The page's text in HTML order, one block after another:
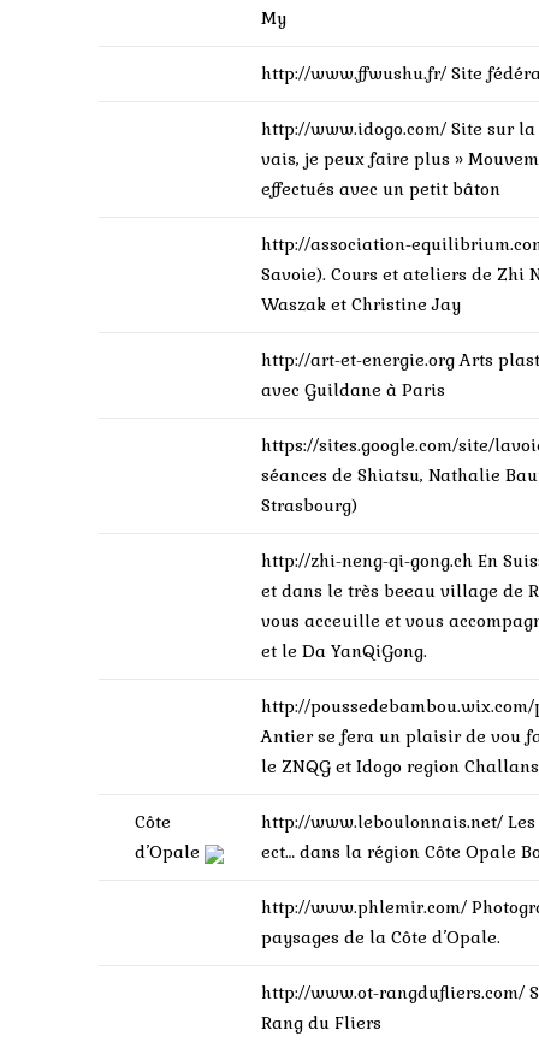
My
http://www.ffwushu.fr/Site
http://www.idogo.com/Site sur la
vais, je peux faire plus »
effectués avec un petit bâton
http://association-
Savoie). Cours et ateliers de Zhi
Waszak et Christine Jay
http://art-et-energie.orgArts
avec Guildane à Paris
https://sites.google.com/site/
séances de Shiatsu, Nathalie
Strasbourg)
http://zhi-neng-qi-gong.chEn
et dans le très beeau village de
vous acceuille et vous
et le Da YanQiGong.
http://
Antier se fera un plaisir de vou
le ZNQG et Idogo region
Côte
d’Opale
http://www.leboulonnais.net/
ect… dans la région Côte Opale
http://www.phlemir.com/
paysages de la Côte d’Opale.
http://www.ot-rangdufliers.com/
Rang du Fliers